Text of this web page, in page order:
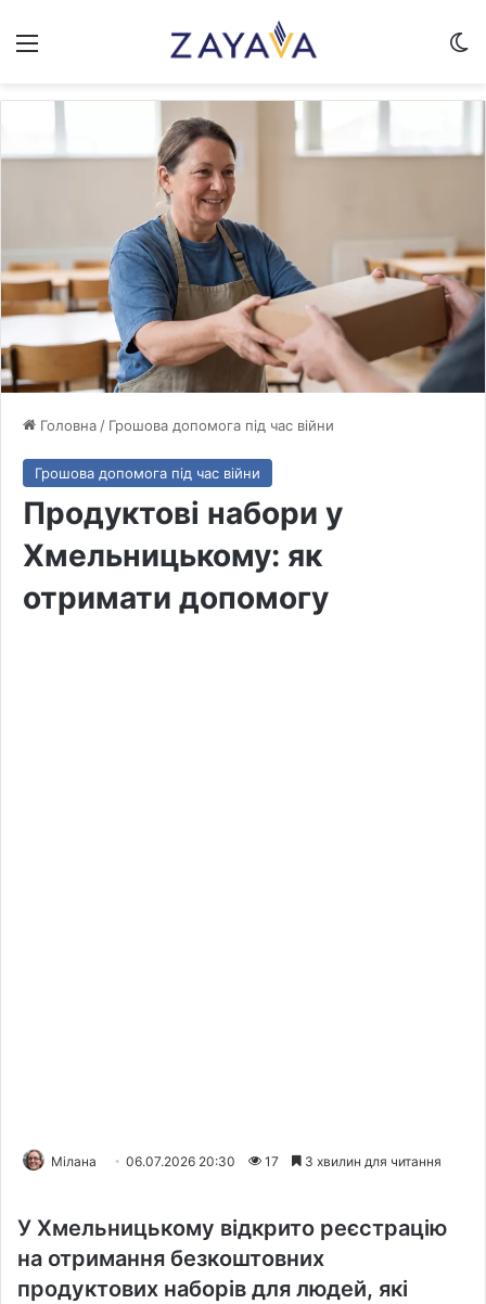
Меню
Головна / Грошова допомога під час війни
Грошова допомога під час війни
Продуктові набори у
Хмельницькому: як
отримати допомогу
Мілана 06.07.2026 20:30 17 3 хвилин для читання
У Хмельницькому відкрито реєстрацію
на отримання безкоштовних
продуктових наборів для людей, які